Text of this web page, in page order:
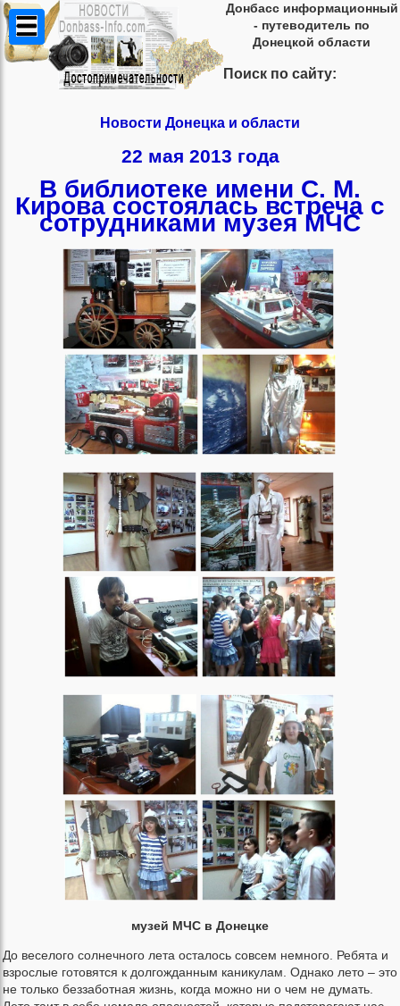
Донбасс информационный
- путеводитель по
Донецкой области
Поиск по сайту:
Новости Донецка и области
22 мая 2013 года
В библиотеке имени С. М.
Кирова состоялась встреча с
сотрудниками музея МЧС
музей МЧС в Донецке
До веселого солнечного лета осталось совсем немного. Ребята и
взрослые готовятся к долгожданным каникулам. Однако лето – это
не только беззаботная жизнь, когда можно ни о чем не думать.